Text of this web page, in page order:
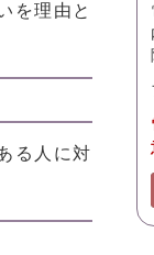
を理由と
る人に対